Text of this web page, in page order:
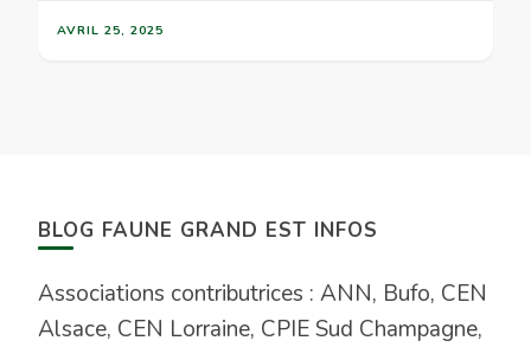
AVRIL 25, 2025
BLOG FAUNE GRAND EST INFOS
Associations contributrices : ANN, Bufo, CEN
Alsace, CEN Lorraine, CPIE Sud Champagne,